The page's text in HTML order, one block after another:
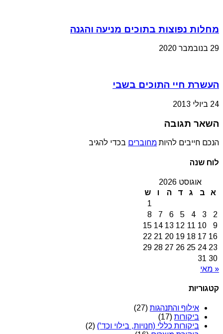
מחלות נפוצות בתוכים מניעה והגנה
29 בנובמבר 2020
העשרת חיי התוכים בשבי
24 ביולי 2013
השאר תגובה
הנכם חייבים להיות מחוברים בכדי להגיב
לוח שנה
אוגוסט 2026
א
ב ג ד ה ו
ש
1
2
3
4
5
6
7
8
9
10
11
12
13
14
15
16
17
18
19
20
21
22
23
24
25
26
27
28
29
30
31
« מאי
קטגוריות
אילוף והתנהגות (27)
ביקורות (17)
ביקורות כללי (חנויות, בילוי וכד') (2)